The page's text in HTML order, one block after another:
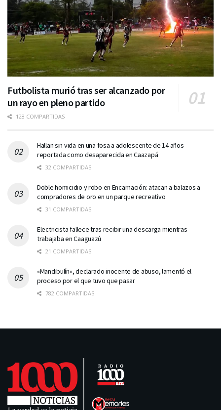
Futbolista murió tras ser alcanzado por
un rayo en pleno partido
128 COMPARTIDAS
Hallan sin vida en una fosa a adolescente de 14 años
reportada como desaparecida en Caazapá
32 COMPARTIDAS
Doble homicidio y robo en Encarnación: atacan a balazos a
compradores de oro en un parque recreativo
31 COMPARTIDAS
Electricista fallece tras recibir una descarga mientras
trabajaba en Caaguazú
21 COMPARTIDAS
«Mandibulín», declarado inocente de abuso, lamentó el
proceso por el que tuvo que pasar
782 COMPARTIDAS